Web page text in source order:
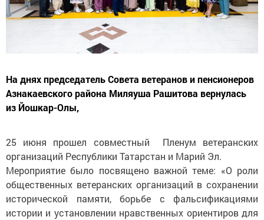
На днях председатель Совета ветеранов и пенсионеров
Азнакаевского района Миляуша Рашитова вернулась
из Йошкар-Олы,
25 июня прошел совместный Пленум ветеранских
организаций Республики Татарстан и Марий Эл.
Мероприятие было посвящено важной теме: «О роли
общественных ветеранских организаций в сохранении
исторической памяти, борьбе с фальсификациями
истории и установлении нравственных ориентиров для